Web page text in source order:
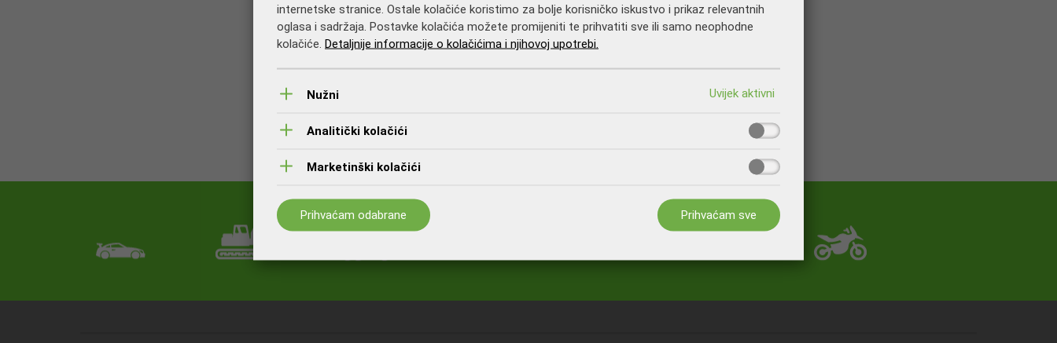
internetske stranice. Ostale kolačiće koristimo za bolje korisničko iskustvo i prikaz relevantnih
oglasa i sadržaja. Postavke kolačića možete promijeniti te prihvatiti sve ili samo neophodne
kolačiće. Detaljnije informacije o kolačićima i njihovoj upotrebi.
Nužni
Analitički kolačići
Marketinški kolačići
Prihvaćam odabrane Prihvaćam sve